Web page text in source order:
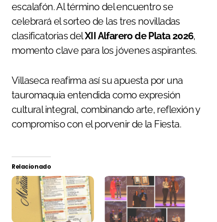
escalafón. Al término del encuentro se
celebrará el sorteo de las tres novilladas
clasificatorias delXII Alfarero de Plata 2026,
momento clave para los jóvenes aspirantes.
Villaseca reafirma así su apuesta por una
tauromaquia entendida como expresión
cultural integral, combinando arte, reflexión y
compromiso con el porvenir de la Fiesta.
Relacionado